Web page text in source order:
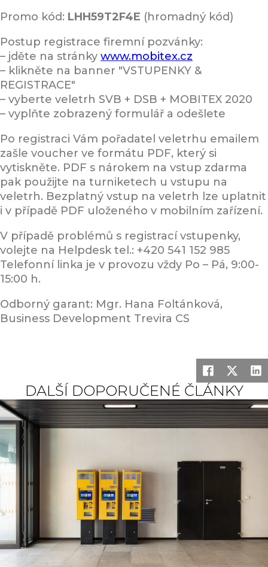
Promo kód: LHH59T2F4E (hromadný kód)
Postup registrace firemní pozvánky:
– jděte na stránky www.mobitex.cz
– klikněte na banner "VSTUPENKY &
REGISTRACE"
– vyberte veletrh SVB + DSB + MOBITEX 2020
– vyplňte zobrazený formulář a odešlete
Po registraci Vám pořadatel veletrhu emailem
zašle voucher ve formátu PDF, který si
vytiskněte. PDF s nárokem na vstup zdarma
pak použijte na turniketech u vstupu na
veletrh. Bezplatný vstup na veletrh lze uplatnit
i v případě PDF uloženého v mobilním zařízení.
V případě problémů s registrací vstupenky,
volejte na Helpdesk tel.: +420 541 152 985
Telefonní linka je v provozu vždy Po – Pá, 9:00-
15:00 h.
Odborný garant: Mgr. Hana Foltánková,
Business Development Trevira CS
DALŠÍ DOPORUČENÉ ČLÁNKY